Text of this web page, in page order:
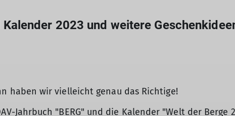
2023 und weitere
haben wir vielleicht genau das Richtige!
Jahrbuch "BERG" und die Kalender "Welt der